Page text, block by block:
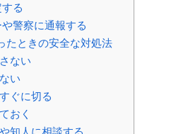
る
警察に通報する
たときの安全な対処法
ない
い
ぐに切る
おく
知人に相談する